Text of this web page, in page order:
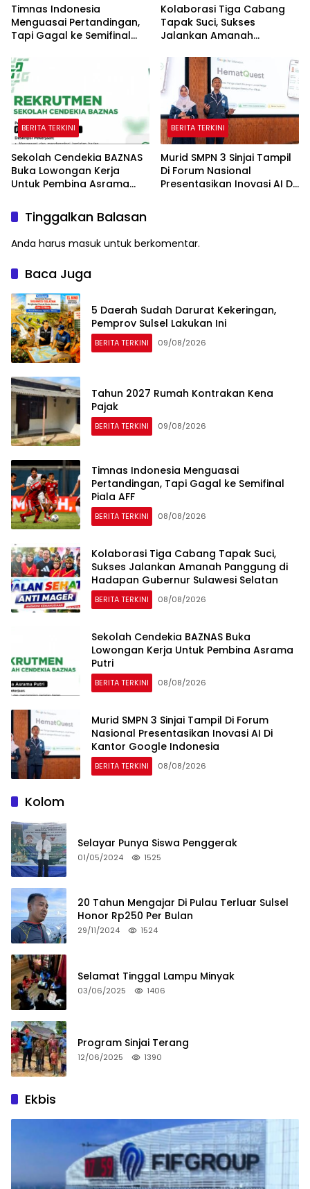
Timnas Indonesia
Menguasai Pertandingan,
Tapi Gagal ke Semifinal
Kolaborasi Tiga Cabang
Tapak Suci, Sukses
Jalankan Amanah
Gubernur Sulawesi Selatan
BERITA TERKINI
Sekolah Cendekia BAZNAS
Buka Lowongan Kerja
Untuk Pembina Asrama
BERITA TERKINI
Murid SMPN 3 Sinjai Tampil
Di Forum Nasional
Presentasikan Inovasi AI Di
Tinggalkan Balasan
Anda harus masuk untuk berkomentar.
Baca Juga
5 Daerah Sudah Darurat Kekeringan,
Pemprov Sulsel Lakukan Ini
BERITA TERKINI 09/08/2026
Tahun 2027 Rumah Kontrakan Kena
Pajak
BERITA TERKINI 09/08/2026
Timnas Indonesia Menguasai
Pertandingan, Tapi Gagal ke Semifinal
Piala AFF
BERITA TERKINI 08/08/2026
Kolaborasi Tiga Cabang Tapak Suci,
Sukses Jalankan Amanah Panggung di
Hadapan Gubernur Sulawesi Selatan
BERITA TERKINI 08/08/2026
Sekolah Cendekia BAZNAS Buka
Lowongan Kerja Untuk Pembina Asrama
Putri
BERITA TERKINI 08/08/2026
Murid SMPN 3 Sinjai Tampil Di Forum
Nasional Presentasikan Inovasi AI Di
Kantor Google Indonesia
BERITA TERKINI 08/08/2026
Kolom
Selayar Punya Siswa Penggerak
01/05/2024 1525
20 Tahun Mengajar Di Pulau Terluar Sulsel
Honor Rp250 Per Bulan
29/11/2024 1524
Selamat Tinggal Lampu Minyak
03/06/2025 1406
Program Sinjai Terang
12/06/2025 1390
Ekbis